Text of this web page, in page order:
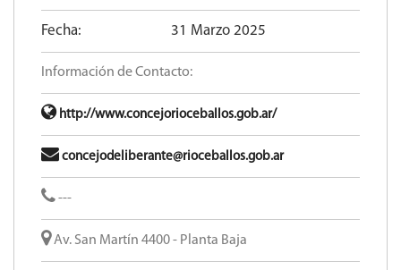
Fecha: 31 Marzo 2025
Información de Contacto:
http://www.concejorioceballos.gob.ar/
concejodeliberante@rioceballos.gob.ar
---
Av. San Martín 4400 - Planta Baja